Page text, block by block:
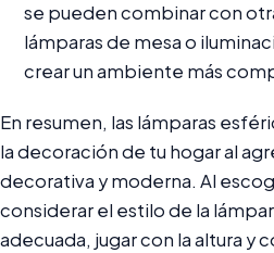
se pueden combinar con
lámparas de mesa o
crear un ambiente más
En resumen, las lámparas
la decoración de tu hogar al
decorativa y moderna. Al
considerar el estilo de la
adecuada, jugar con la altura y